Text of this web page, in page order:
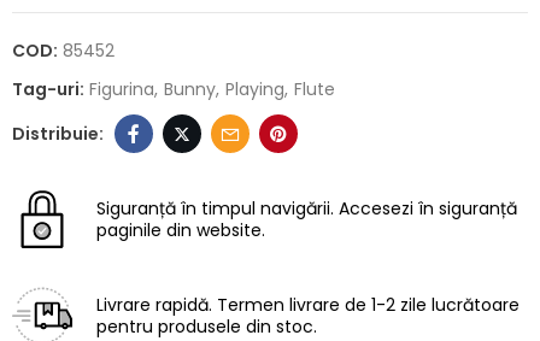
COD: 85452
Tag-uri: Figurina Bunny Playing Flute
Siguranță în timpul navigării. Accesezi în siguranță
paginile din website.
Livrare rapidă. Termen livrare de 1-2 zile lucrătoare
pentru produsele din stoc.